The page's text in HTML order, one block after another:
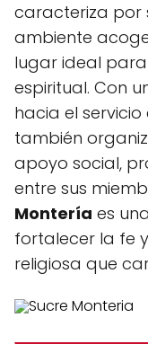
caracteriza por
ambiente
lugar ideal
espiritual. Con
hacia el
también
apoyo social,
entre sus
Montería es
fortalecer la fe
religiosa que